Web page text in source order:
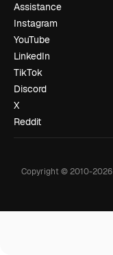
Assistance
Instagram
YouTube
LinkedIn
TikTok
Discord
X
Reddit
Copyright © 2010-2026